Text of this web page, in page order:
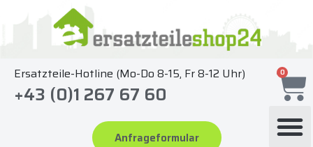
springen
Ersatzteile-Hotline (Mo-Do 8-15, Fr 8-12 Uhr)
+43 (0)1 267 67 60
Anfrageformular
0